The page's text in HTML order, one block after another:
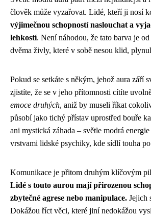
člověk může vyzařovat. Lidé, kteří ji nosí
výjimečnou schopností naslouchat a
lehkostí. Není náhodou, že tato barva je
dvěma živly, které v sobě nesou klid,
Pokud se setkáte s někým, jehož aura září
zjistíte, že se v jeho přítomnosti cítíte
emoce druhých, aniž by museli říkat
působí jako tichý přístav uprostřed bouře
ani mystická záhada – světle modrá
vrstvami lidské psychiky, kde sídlí touha
Komunikace je přitom druhým klíčovým
Lidé s touto aurou mají přirozenou
zbytečné agrese nebo manipulace. Jejich
Dokážou říct věci, které jiní nedokážou